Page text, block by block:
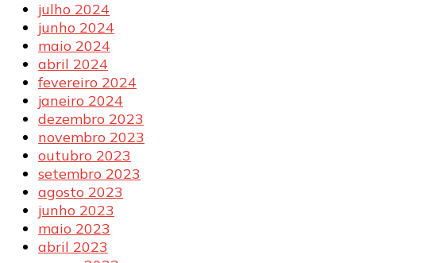
julho 2024
junho 2024
maio 2024
abril 2024
fevereiro 2024
janeiro 2024
dezembro 2023
novembro 2023
outubro 2023
setembro 2023
agosto 2023
junho 2023
maio 2023
abril 2023